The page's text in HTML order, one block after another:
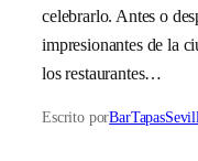
celebrarlo. Antes o
impresionantes de la
los restaurantes…
Escrito por